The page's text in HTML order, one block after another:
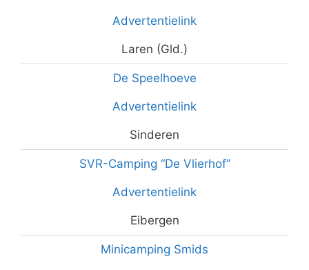
Advertentielink
Laren (Gld.)
De Speelhoeve
Advertentielink
Sinderen
SVR-Camping “De Vlierhof”
Advertentielink
Eibergen
Minicamping Smids